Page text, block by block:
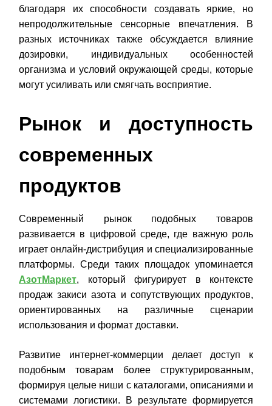
благодаря их способности создавать яркие, но
непродолжительные сенсорные впечатления. В
разных источниках также обсуждается влияние
дозировки, индивидуальных особенностей
организма и условий окружающей среды, которые
могут усиливать или смягчать восприятие.
Рынок и доступность
современных
продуктов
Современный рынок подобных товаров
развивается в цифровой среде, где важную роль
играет онлайн-дистрибуция и специализированные
платформы. Среди таких площадок упоминается
АзотМаркет, который фигурирует в контексте
продаж закиси азота и сопутствующих продуктов,
ориентированных на различные сценарии
использования и формат доставки.
Развитие интернет-коммерции делает доступ к
подобным товарам более структурированным,
формируя целые ниши с каталогами, описаниями и
системами логистики. В результате формируется